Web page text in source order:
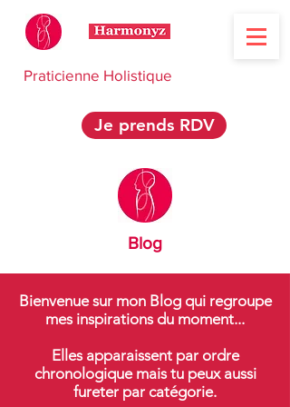
Je prends RDV
Praticienne Holistique
Blog
Bienvenue sur mon Blog qui regroupe
mes inspirations du moment...
Elles apparaissent par ordre
chronologique mais tu peux aussi
fureter par catégorie.